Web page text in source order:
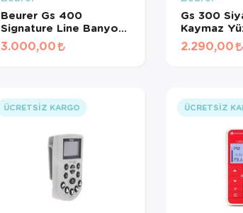
Beurer Gs 400
Signature Line Banyo
Baskülü
3.000,00
Gs 300
Kaymaz
2.290,00
ÜCRETSIZ KARGO ÜCRETSIZ